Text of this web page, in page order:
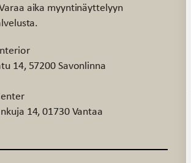
aika myyntinäyttelyyn
14, 57200 Savonlinna
14, 01730 Vantaa